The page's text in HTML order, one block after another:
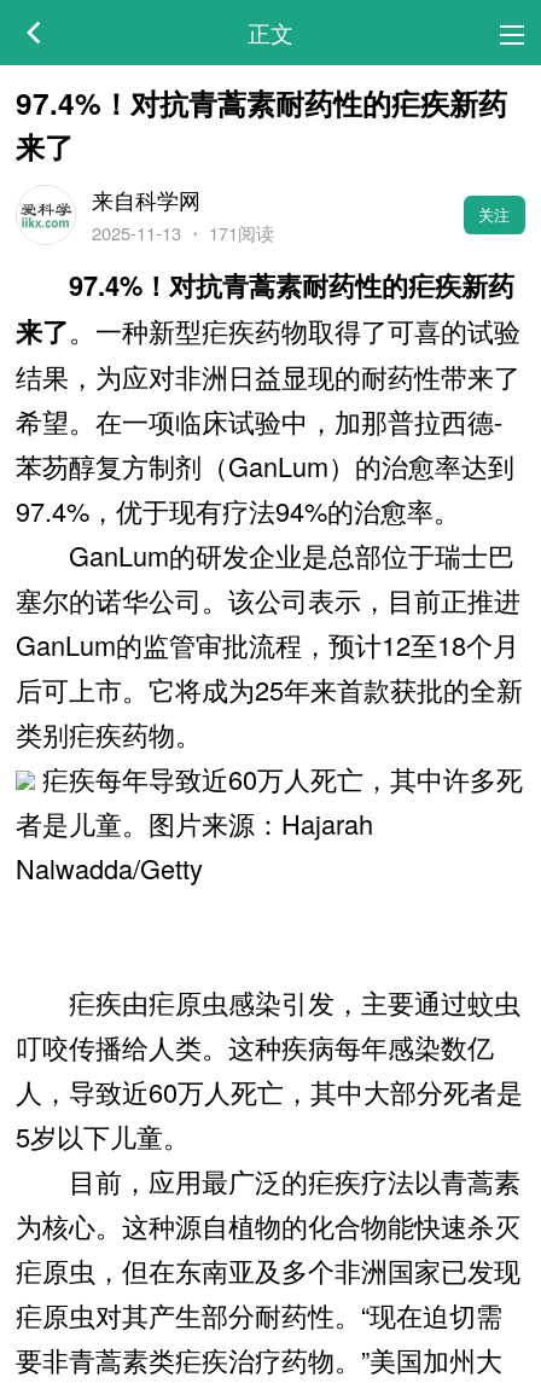
正文
97.4%！对抗青蒿素耐药性的疟疾新药
来了
来自科学网
2025-11-13・ 171阅读
关注
97.4%！对抗青蒿素耐药性的疟疾新药
来了。一种新型疟疾药物取得了可喜的试验
结果，为应对非洲日益显现的耐药性带来了
希望。在一项临床试验中，加那普拉西德-
苯芴醇复方制剂（GanLum）的治愈率达到
97.4%，优于现有疗法94%的治愈率。
GanLum的研发企业是总部位于瑞士巴
塞尔的诺华公司。该公司表示，目前正推进
GanLum的监管审批流程，预计12至18个月
后可上市。它将成为25年来首款获批的全新
类别疟疾药物。
疟疾每年导致近60万人死亡，其中许多死
者是儿童。图片来源：Hajarah
Nalwadda/Getty
疟疾由疟原虫感染引发，主要通过蚊虫
叮咬传播给人类。这种疾病每年感染数亿
人，导致近60万人死亡，其中大部分死者是
5岁以下儿童。
目前，应用最广泛的疟疾疗法以青蒿素
为核心。这种源自植物的化合物能快速杀灭
疟原虫，但在东南亚及多个非洲国家已发现
疟原虫对其产生部分耐药性。“现在迫切需
要非青蒿素类疟疾治疗药物。”美国加州大